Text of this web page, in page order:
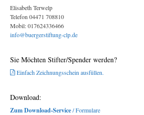
Elisabeth Terwelp
Telefon 04471 708810
Mobil: 017624336466
info@buergerstiftung-clp.de
Sie Möchten Stifter/Spender werden?
Einfach Zeichnungsschein ausfüllen.
Download:
Zum Download-Service/ Formulare